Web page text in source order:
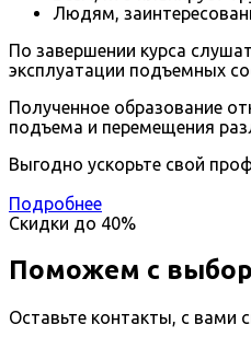
Людям,
По завершении курса
эксплуатации подъемных
Полученное образование
подъема и перемещения
Выгодно ускорьте свой
Подробнее
Скидки до 40%
Поможем с
Оставьте контакты, с вами